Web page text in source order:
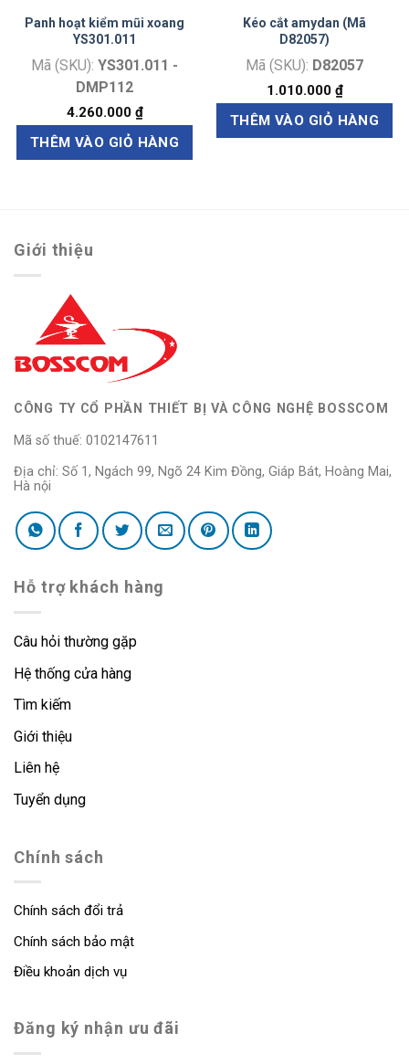
Panh hoạt kiểm mũi xoang
YS301.011
Mã (SKU): YS301.011 -
DMP112
4.260.000 ₫
THÊM VÀO GIỎ HÀNG
Kéo cắt amydan (Mã
D82057)
Mã (SKU): D82057
1.010.000 ₫
THÊM VÀO GIỎ HÀNG
Giới thiệu
CÔNG TY CỔ PHẦN THIẾT BỊ VÀ CÔNG NGHỆ BOSSCOM
Mã số thuế: 0102147611
Địa chỉ: Số 1, Ngách 99, Ngõ 24 Kim Đồng, Giáp Bát, Hoàng Mai,
Hà nội
Hỗ trợ khách hàng
Câu hỏi thường gặp
Hệ thống cửa hàng
Tìm kiếm
Giới thiệu
Liên hệ
Tuyển dụng
Chính sách
Chính sách đổi trả
Chính sách bảo mật
Điều khoản dịch vụ
Đăng ký nhận ưu đãi